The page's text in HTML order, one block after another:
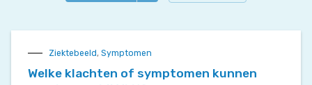
Ziektebeeld,Symptomen
Welke klachten of symptomen kunnen